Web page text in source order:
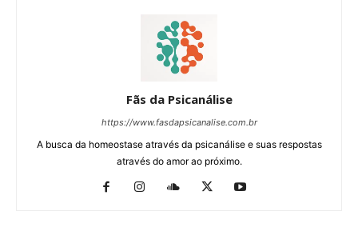
Fãs da Psicanálise
https://www.fasdapsicanalise.com.br
A busca da homeostase através da psicanálise e suas respostas
através do amor ao próximo.